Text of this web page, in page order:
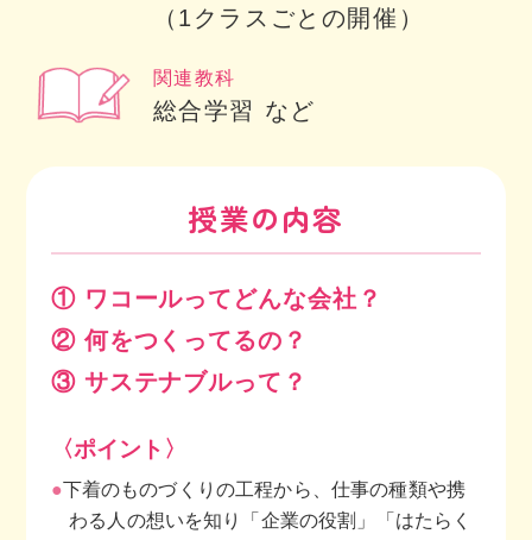
（1クラスごとの開催）
関連教科
総合学習 など
授業の内容
① ワコールってどんな会社？
② 何をつくってるの？
③ サステナブルって？
〈ポイント〉
●下着のものづくりの工程から、仕事の種類や携
わる人の想いを知り「企業の役割」「はたらく